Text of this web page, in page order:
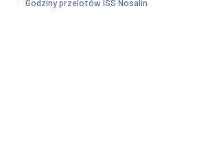
Godziny przelotów ISS Nosalin